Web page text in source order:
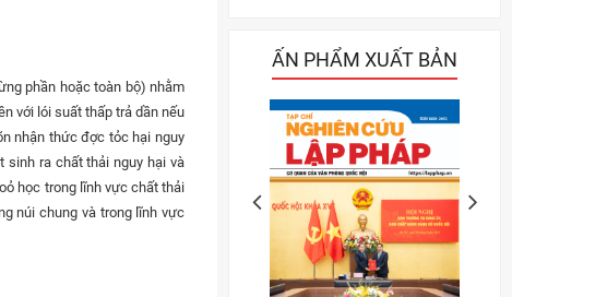
phần hoặc toàn bộ) nhằm
với lói suất thấp trả dần nếu
nhận thức đợc tỏc hại nguy
sinh ra chất thải nguy hại và
học trong lĩnh vực chất thải
núi chung và trong lĩnh vực
ẤN PHẨM XUẤT BẢN